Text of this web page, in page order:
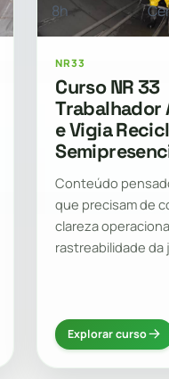
8h
NR33
Curso NR 33
Trabalhador
e Vigia
Conteúdo
que precisam de
clareza
rastreabilidade da
Explorar curso